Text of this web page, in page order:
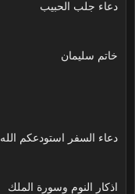
دعاء جلب الحبيب
خاتم سليمان
دعاء السفر استودعكم الله
اذكار النوم وسورة الملك